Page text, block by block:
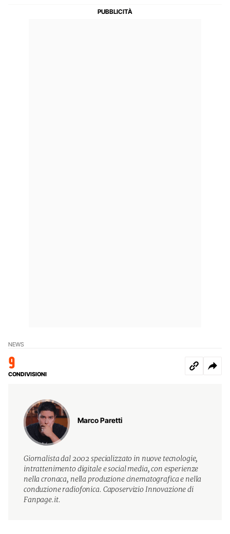
NEWS
9
CONDIVISIONI
Marco Paretti
Giornalista dal 2002 specializzato in nuove tecnologie,
intrattenimento digitale e social media, con esperienze
nella cronaca, nella produzione cinematografica e nella
conduzione radiofonica. Caposervizio Innovazione di
Fanpage.it.